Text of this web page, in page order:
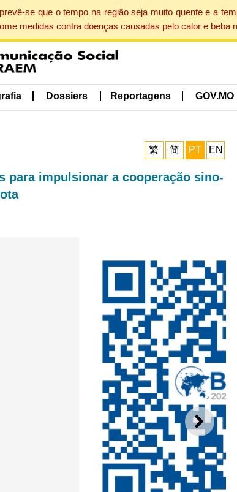
se que o tempo na região seja muito quente e a
medidas contra doenças causadas pelo calor e beba
Dossiers Reportagens GOV.MO
繁 简 PT EN
para impulsionar a cooperação sino-